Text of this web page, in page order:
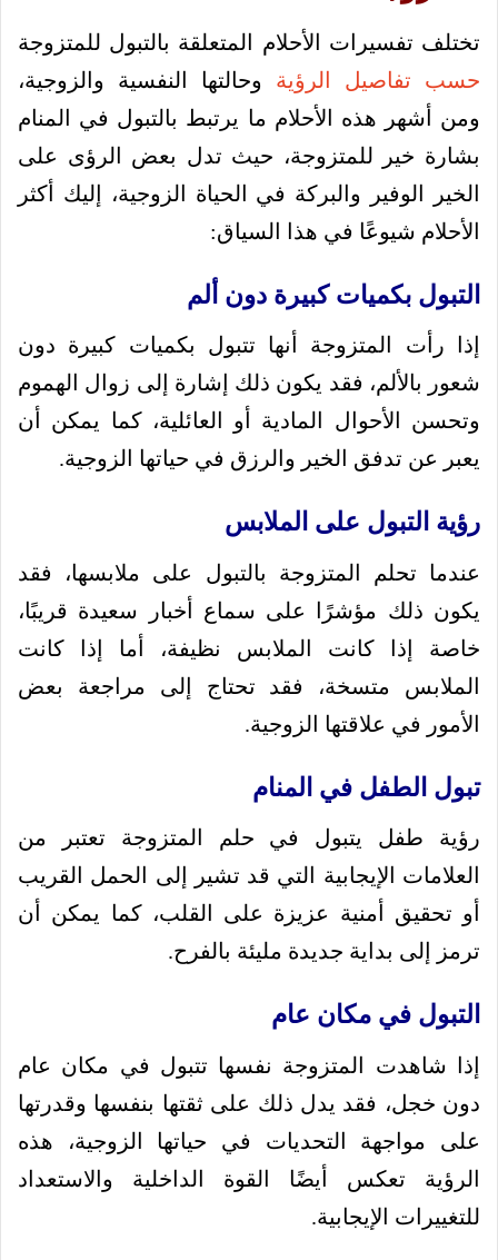
تختلف تفسيرات الأحلام المتعلقة بالتبول للمتزوجة
حسب تفاصيل الرؤية وحالتها النفسية والزوجية،
ومن أشهر هذه الأحلام ما يرتبط بالتبول في المنام
بشارة خير للمتزوجة، حيث تدل بعض الرؤى على
الخير الوفير والبركة في الحياة الزوجية، إليك أكثر
الأحلام شيوعًا في هذا السياق:
التبول بكميات كبيرة دون ألم
إذا رأت المتزوجة أنها تتبول بكميات كبيرة دون
شعور بالألم، فقد يكون ذلك إشارة إلى زوال الهموم
وتحسن الأحوال المادية أو العائلية، كما يمكن أن
يعبر عن تدفق الخير والرزق في حياتها الزوجية.
رؤية التبول على الملابس
عندما تحلم المتزوجة بالتبول على ملابسها، فقد
يكون ذلك مؤشرًا على سماع أخبار سعيدة قريبًا،
خاصة إذا كانت الملابس نظيفة، أما إذا كانت
الملابس متسخة، فقد تحتاج إلى مراجعة بعض
الأمور في علاقتها الزوجية.
تبول الطفل في المنام
رؤية طفل يتبول في حلم المتزوجة تعتبر من
العلامات الإيجابية التي قد تشير إلى الحمل القريب
أو تحقيق أمنية عزيزة على القلب، كما يمكن أن
ترمز إلى بداية جديدة مليئة بالفرح.
التبول في مكان عام
إذا شاهدت المتزوجة نفسها تتبول في مكان عام
دون خجل، فقد يدل ذلك على ثقتها بنفسها وقدرتها
على مواجهة التحديات في حياتها الزوجية، هذه
الرؤية تعكس أيضًا القوة الداخلية والاستعداد
للتغييرات الإيجابية.